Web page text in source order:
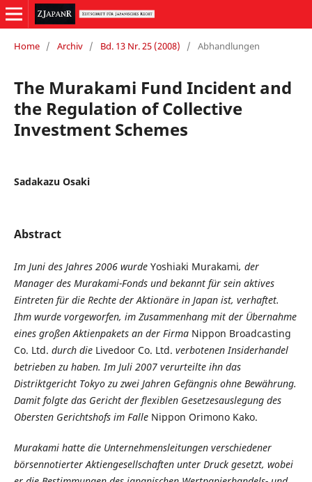
Home / Archiv / Bd. 13 Nr. 25 (2008) / Abhandlungen
The Murakami Fund Incident and
the Regulation of Collective
Investment Schemes
Sadakazu Osaki
Abstract
Im Juni des Jahres 2006 wurde Yoshiaki Murakami, der
Manager des Murakami-Fonds und bekannt für sein aktives
Eintreten für die Rechte der Aktionäre in Japan ist, verhaftet.
Ihm wurde vorgeworfen, im Zusammenhang mit der Übernahme
eines großen Aktienpakets an der Firma Nippon Broadcasting
Co. Ltd. durch die Livedoor Co. Ltd. verbotenen Insiderhandel
betrieben zu haben. Im Juli 2007 verurteilte ihn das
Distriktgericht Tokyo zu zwei Jahren Gefängnis ohne Bewährung.
Damit folgte das Gericht der flexiblen Gesetzesauslegung des
Obersten Gerichtshofs im Falle Nippon Orimono Kako.
Murakami hatte die Unternehmensleitungen verschiedener
börsennotierter Aktiengesellschaften unter Druck gesetzt, wobei